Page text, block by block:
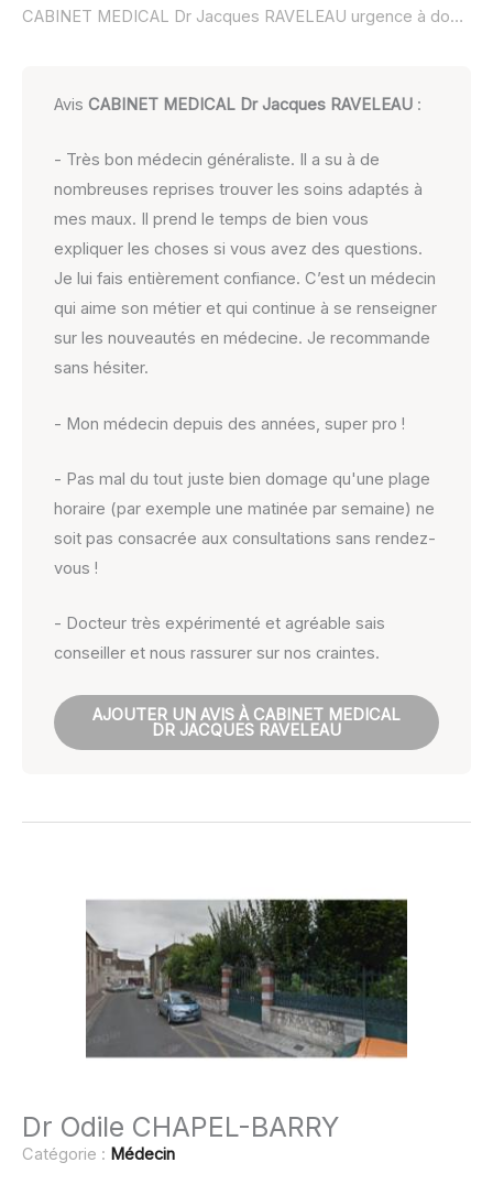
CABINET MEDICAL Dr Jacques RAVELEAU urgence à domicile ou SOS médecin :
AvisCABINET MEDICAL Dr Jacques RAVELEAU :
- Très bon médecin généraliste. Il a su à de
nombreuses reprises trouver les soins adaptés à
mes maux. Il prend le temps de bien vous
expliquer les choses si vous avez des questions.
Je lui fais entièrement confiance. C’est un médecin
qui aime son métier et qui continue à se renseigner
sur les nouveautés en médecine. Je recommande
sans hésiter.
- Mon médecin depuis des années, super pro !
- Pas mal du tout juste bien domage qu'une plage
horaire (par exemple une matinée par semaine) ne
soit pas consacrée aux consultations sans rendez-
vous !
- Docteur très expérimenté et agréable sais
conseiller et nous rassurer sur nos craintes.
AJOUTER UN AVIS À CABINET MEDICAL
DR JACQUES RAVELEAU
Dr Odile CHAPEL-BARRY
Catégorie : Médecin